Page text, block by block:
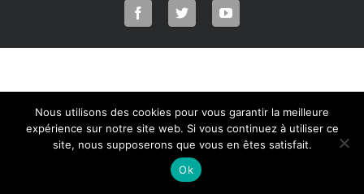
Nous utilisons des cookies pour vous garantir la meilleure
expérience sur notre site web. Si vous continuez à utiliser ce
site, nous supposerons que vous en êtes satisfait.
Ok